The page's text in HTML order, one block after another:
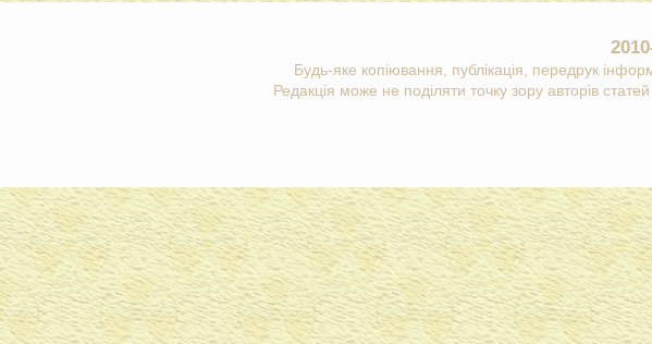
Будь-яке копіювання, публікація, передрук
Редакція може не поділяти точку зору авторів статей